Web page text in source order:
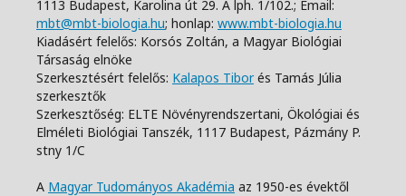
1113 Budapest, Karolina út 29. A lph. 1/102.; Email:
mbt@mbt-biologia.hu; honlap: www.mbt-biologia.hu
Kiadásért felelős: Korsós Zoltán, a Magyar Biológiai
Társaság elnöke
Szerkesztésért felelős: Kalapos Tiborés Tamás Júlia
szerkesztők
Szerkesztőség: ELTE Növényrendszertani, Ökológiai és
Elméleti Biológiai Tanszék, 1117 Budapest, Pázmány P.
stny 1/C
A Magyar Tudományos Akadémia az 1950-es évektől